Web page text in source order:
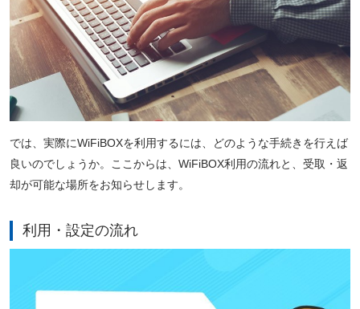
では、実際にWiFiBOXを利用するには、どのような手続きを行えば
良いのでしょうか。ここからは、WiFiBOX利用の流れと、受取・返
却が可能な場所をお知らせします。
利用・設定の流れ